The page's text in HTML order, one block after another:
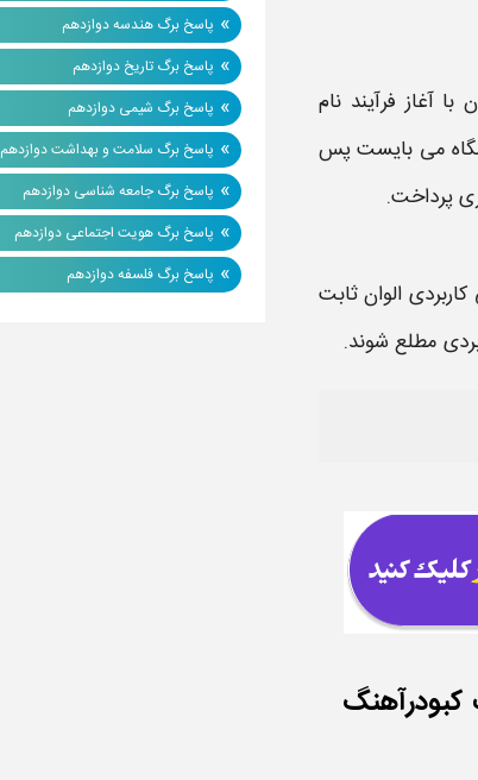
با آغاز فرآیند نام
می بایست پس
پرداخت.
الوان ثابت
مطلع شوند.
کبودرآهنگ
» پاسخ برگ هندسه دوازدهم
» پاسخ برگ تاریخ دوازدهم
» پاسخ برگ شیمی دوازدهم
» پاسخ برگ سلامت و بهداشت دوازدهم
» پاسخ برگ جامعه شناسی دوازدهم
» پاسخ برگ هویت اجتماعی دوازدهم
» پاسخ برگ فلسفه دوازدهم